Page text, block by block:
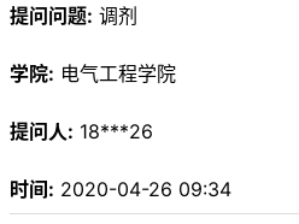
提问问题: 调剂
学院: 电气工程学院
提问人: 18***26
时间: 2020-04-26 09:34